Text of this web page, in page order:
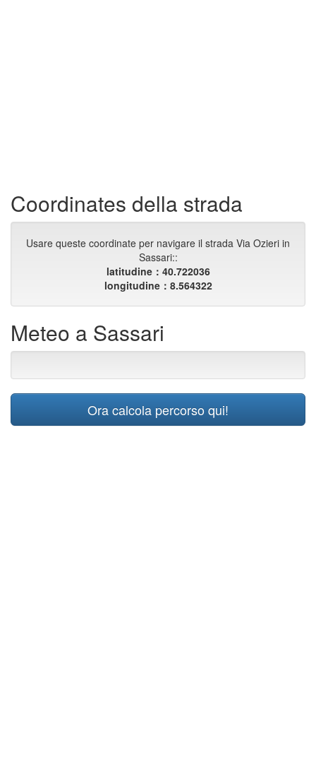
Coordinates della strada
Usare queste coordinate per navigare il strada Via Ozieri in
Sassari::
latitudine：40.722036
longitudine：8.564322
Meteo a Sassari
Ora calcola percorso qui!